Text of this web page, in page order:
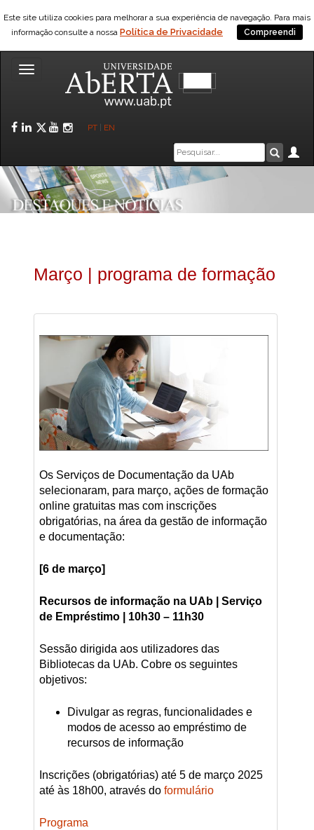
Este site utiliza cookies para melhorar a sua experiência de navegação. Para mais
informação consulte a nossa Política de Privacidade Compreendi
Toggle
Facebook
LinkedIn
Twitter
YouTube
Instagram
PT EN
Caixa
de
pesquisa
Março | programa de formação
Os Serviços de Documentação da UAb
selecionaram, para março, ações de formação
online gratuitas mas com inscrições
obrigatórias, na área da gestão de informação
e documentação:
[6 de março]
Recursos de informação na UAb | Serviço
de Empréstimo
| 10h30 – 11h30
Sessão dirigida aos utilizadores das
Bibliotecas da UAb. Cobre os seguintes
objetivos:
Divulgar as regras, funcionalidades e
modosde acesso ao empréstimo de
recursos de informação
Inscrições (obrigatórias) até 5 de março 2025
até às 18h00, através do formulário
Programa